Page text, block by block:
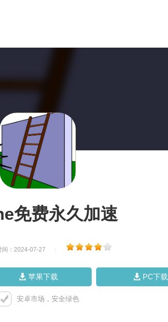
免费永久加速
间：2024-07-27
苹果下载 PC下载
安卓市场，安全绿色